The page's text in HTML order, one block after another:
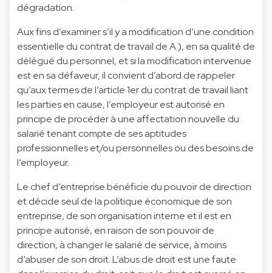
dégradation.
Aux fins d’examiner s’il y a modification d’une condition
essentielle du contrat de travail de A.), en sa qualité de
délégué du personnel, et si la modification intervenue
est en sa défaveur, il convient d’abord de rappeler
qu’aux termes de l’article 1er du contrat de travail liant
les parties en cause, l’employeur est autorisé en
principe de procéder à une affectation nouvelle du
salarié tenant compte de ses aptitudes
professionnelles et/ou personnelles ou des besoins de
l’employeur.
Le chef d’entreprise bénéficie du pouvoir de direction
et décide seul de la politique économique de son
entreprise, de son organisation interne et il est en
principe autorisé, en raison de son pouvoir de
direction, à changer le salarié de service, à moins
d’abuser de son droit. L’abus de droit est une faute